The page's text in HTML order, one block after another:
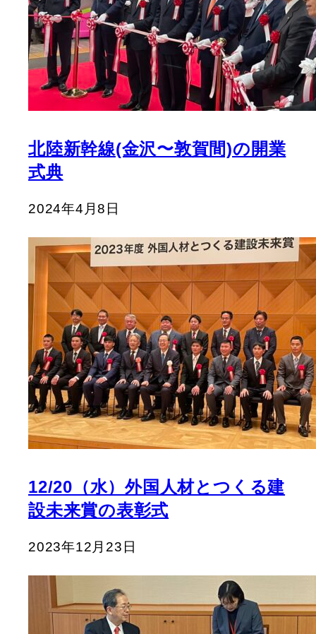
北陸新幹線(金沢〜敦賀間)の開業
式典
2024年4月8日
12/20（水）外国人材とつくる建
設未来賞の表彰式
2023年12月23日